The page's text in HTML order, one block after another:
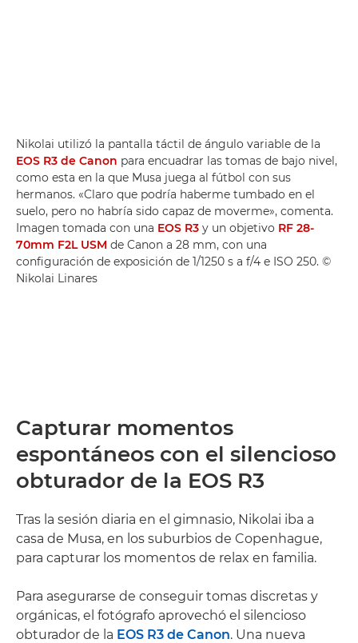
Nikolai utilizó la pantalla táctil de ángulo variable de la
EOS R3 de Canon para encuadrar las tomas de bajo nivel,
como esta en la que Musa juega al fútbol con sus
hermanos. «Claro que podría haberme tumbado en el
suelo, pero no habría sido capaz de moverme», comenta.
Imagen tomada con una EOS R3 y un objetivo RF 28-
70mm F2L USM de Canon a 28 mm, con una
configuración de exposición de 1/1250 s a f/4 e ISO 250. ©
Nikolai Linares
Capturar momentos
espontáneos con el silencioso
obturador de la EOS R3
Tras la sesión diaria en el gimnasio, Nikolai iba a
casa de Musa, en los suburbios de Copenhague,
para capturar los momentos de relax en familia.
Para asegurarse de conseguir tomas discretas y
orgánicas, el fotógrafo aprovechó el silencioso
obturador de la EOS R3 de Canon. Una nueva